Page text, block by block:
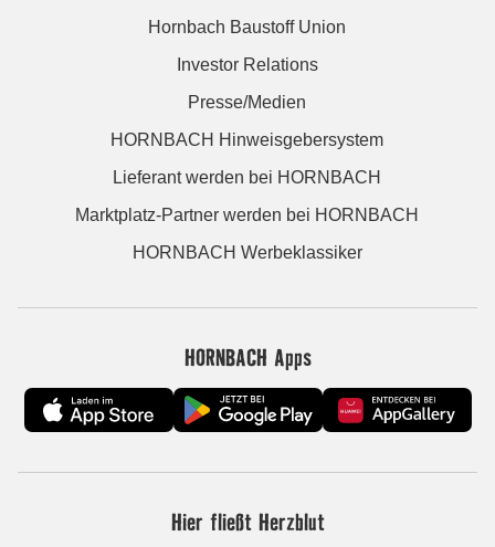
Hornbach Baustoff Union
Investor Relations
Presse/Medien
HORNBACH Hinweisgebersystem
Lieferant werden bei HORNBACH
Marktplatz-Partner werden bei HORNBACH
HORNBACH Werbeklassiker
HORNBACH Apps
Hier fließt Herzblut